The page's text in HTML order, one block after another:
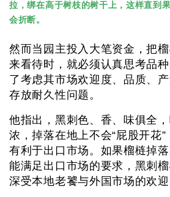
拉，绑在高于树枝的树干上，这样直到
会折断。
然而当园主投入大笔资金，把
来看待时，就必须认真思考品
了考虑其市场欢迎度、品质、
存放耐久性问题。
他指出，黑刺色、香、味俱全
浓，掉落在地上不会“屁股开花
有利于出口市场。如果榴梿掉
能满足出口市场的要求，黑刺
深受本地老饕与外国市场的